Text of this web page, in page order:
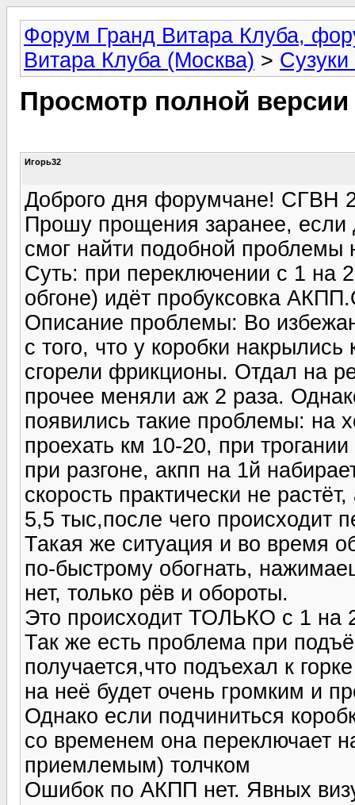
Форум Гранд Витара Клуба,
Витара Клуба (Москва) >
Просмотр полной
Игорь32
Доброго дня форумчане! СГВН
Прошу прощения заранее,
смог найти подобной проблемы
Суть: при переключении с 1 на
обгоне) идёт пробуксовка
Описание проблемы: Во
с того, что у коробки накрылись
сгорели фрикционы. Отдал на
прочее меняли аж 2 раза.
появились такие проблемы: на
проехать км 10-20, при
при разгоне, акпп на 1й
скорость практически не
5,5 тыс,после чего происходит
Такая же ситуация и во время
по-быстрому обогнать,
нет, только рёв и обороты.
Это происходит ТОЛЬКО с 1 на
Так же есть проблема при
получается,что подъехал к
на неё будет очень громким и
Однако если подчиниться
со временем она переключает
приемлемым) толчком
Ошибок по АКПП нет. Явных